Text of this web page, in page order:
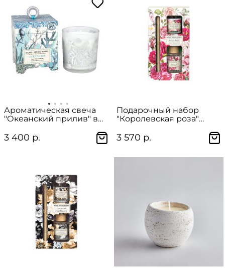
Ароматическая свеча
"Океанский прилив" в
3 400 р.
Подарочный набор
"Королевская роза"
ароматическая свеча), 70
3 570 р.